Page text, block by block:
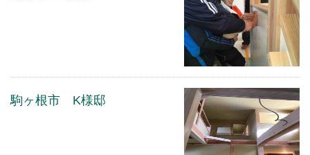
駒ヶ根市 K様邸